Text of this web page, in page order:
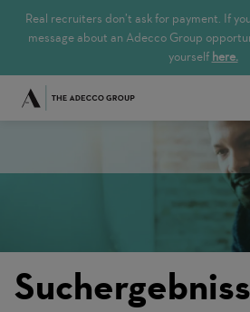
Real recruiters don’t ask for payment. If
message about an Adecco Group
yourself here.
Jetzt suchen